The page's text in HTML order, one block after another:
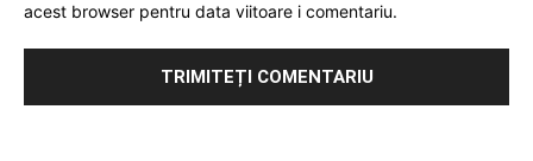
acest browser pentru data viitoare i comentariu.